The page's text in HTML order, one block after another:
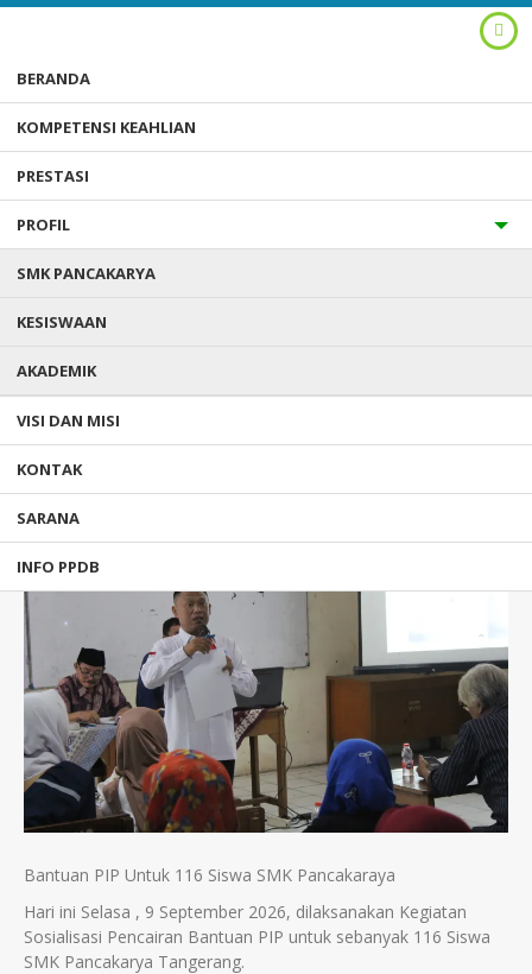
BERANDA
KOMPETENSI KEAHLIAN
PRESTASI
PROFIL
SMK PANCAKARYA
KESISWAAN
AKADEMIK
VISI DAN MISI
KONTAK
SARANA
INFO PPDB
RAPAT BANTUAN PIP UNTUK 116
SISWA SMK PANCAKARAYA
Diterbitkan :
Bantuan PIP Untuk 116 Siswa SMK Pancakaraya
Hari ini Selasa , 9 September 2026, dilaksanakan Kegiatan
Sosialisasi Pencairan Bantuan PIP untuk sebanyak 116 Siswa
SMK Pancakarya Tangerang.